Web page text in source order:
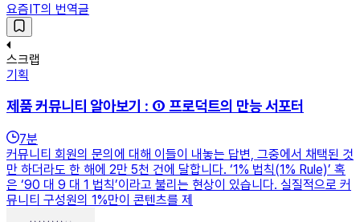
요즘IT의 번역글
스크랩
기획
제품 커뮤니티 알아보기 : ① 프로덕트의 만능 서포터
7분
커뮤니티 회원의 문의에 대해 이들이 내놓는 답변, 그중에서 채택된 것
만 하더라도 한 해에 2만 5천 건에 달합니다. ‘1% 법칙(1% Rule)’ 혹
은 ‘90 대 9 대 1 법칙’이라고 불리는 현상이 있습니다. 실질적으로 커
뮤니티 구성원의 1%만이 콘텐츠를 제